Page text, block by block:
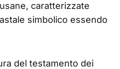
caratterizzate
simbolico essendo
del testamento dei